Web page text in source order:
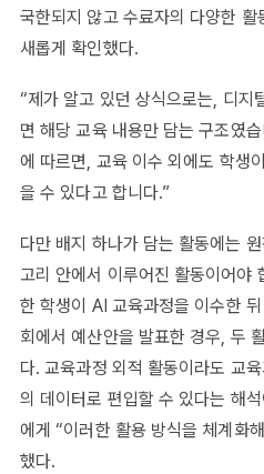
국한되지 않고 수료자의 다양한
새롭게 확인했다.
“제가 알고 있던 상식으로는, 디지
면 해당 교육 내용만 담는 구조였
에 따르면, 교육 이수 외에도 학생
을 수 있다고 합니다.”
다만 배지 하나가 담는 활동에는
고리 안에서 이루어진 활동이어야
한 학생이 AI 교육과정을 이수한
회에서 예산안을 발표한 경우, 두
다. 교육과정 외적 활동이라도 교
의 데이터로 편입할 수 있다는 해
에게 “이러한 활용 방식을 체계화
했다.